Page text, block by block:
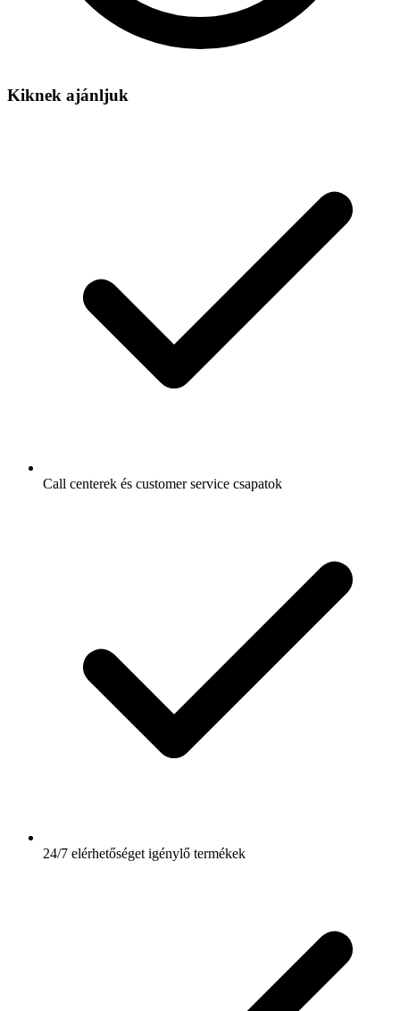
Kiknek ajánljuk
Call centerek és customer service csapatok
24/7 elérhetőséget igénylő termékek